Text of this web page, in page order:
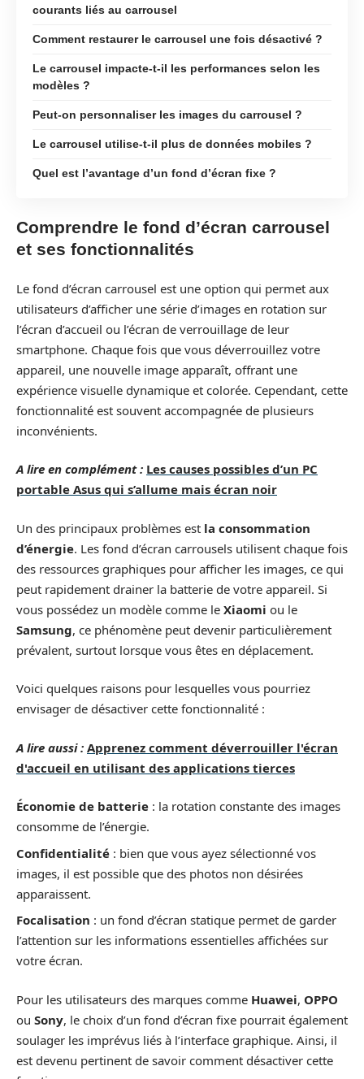
courants liés au carrousel
Comment restaurer le carrousel une fois désactivé ?
Le carrousel impacte-t-il les performances selon les
modèles ?
Peut-on personnaliser les images du carrousel ?
Le carrousel utilise-t-il plus de données mobiles ?
Quel est l’avantage d’un fond d’écran fixe ?
Comprendre le fond d’écran carrousel
et ses fonctionnalités
Le fond d’écran carrousel est une option qui permet aux
utilisateurs d’afficher une série d’images en rotation sur
l’écran d’accueil ou l’écran de verrouillage de leur
smartphone. Chaque fois que vous déverrouillez votre
appareil, une nouvelle image apparaît, offrant une
expérience visuelle dynamique et colorée. Cependant, cette
fonctionnalité est souvent accompagnée de plusieurs
inconvénients.
A lire en complément : Les causes possibles d’un PC
portable Asus qui s’allume mais écran noir
Un des principaux problèmes est la consommation
d’énergie. Les fond d’écran carrousels utilisent chaque fois
des ressources graphiques pour afficher les images, ce qui
peut rapidement drainer la batterie de votre appareil. Si
vous possédez un modèle comme le Xiaomi ou le
Samsung, ce phénomène peut devenir particulièrement
prévalent, surtout lorsque vous êtes en déplacement.
Voici quelques raisons pour lesquelles vous pourriez
envisager de désactiver cette fonctionnalité :
A lire aussi : Apprenez comment déverrouiller l'écran
d'accueil en utilisant des applications tierces
Économie de batterie : la rotation constante des images
consomme de l’énergie.
Confidentialité : bien que vous ayez sélectionné vos
images, il est possible que des photos non désirées
apparaissent.
Focalisation : un fond d’écran statique permet de garder
l’attention sur les informations essentielles affichées sur
votre écran.
Pour les utilisateurs des marques comme Huawei, OPPO
ou Sony, le choix d’un fond d’écran fixe pourrait également
soulager les imprévus liés à l’interface graphique. Ainsi, il
est devenu pertinent de savoir comment désactiver cette